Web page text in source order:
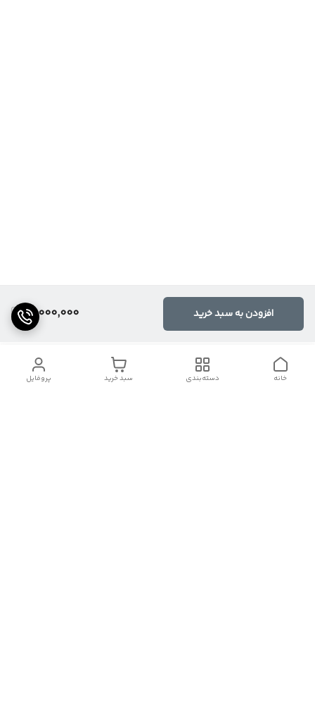
10,000,000 افزودن به سبد خرید
پروفایل سبد خرید دسته‌بندی خانه